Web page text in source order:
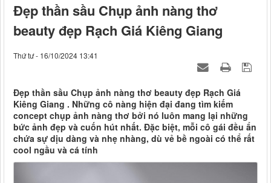
Đẹp thần sầu Chụp ảnh nàng thơ
beauty đẹp Rạch Giá Kiêng Giang
Thứ tư - 16/10/2024 13:41
Đẹp thần sầu Chụp ảnh nàng thơ beauty đẹp Rạch Giá
Kiêng Giang . Những cô nàng hiện đại đang tìm kiếm
concept chụp ảnh nàng thơ bởi nó luôn mang lại những
bức ảnh đẹp và cuốn hút nhất. Đặc biệt, mỗi cô gái đều ẩn
chứa sự dịu dàng và nhẹ nhàng, dù vẻ bề ngoài có thể rất
cool ngầu và cá tính